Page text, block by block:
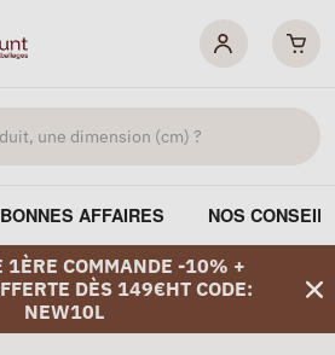
BONNES AFFAIRES NOS
1ÈRE COMMANDE -10% +
DÈS 149€HT CODE:
NEW10L